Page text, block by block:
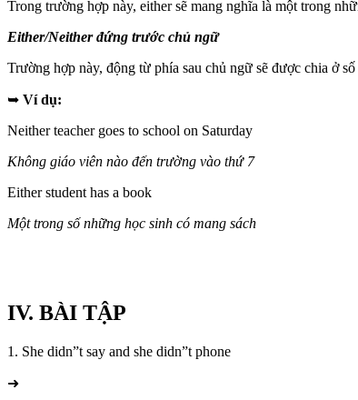
Trong trường hợp này, either sẽ mang nghĩa là một trong
Either/Neither đứng trước chủ ngữ
Trường hợp này, động từ phía sau chủ ngữ sẽ được chia ở
➥ Ví dụ:
Neither teacher goes to school on Saturday
Không giáo viên nào đến trường vào thứ 7
Either student has a book
Một trong số những học sinh có mang sách
IV. BÀI TẬP
1. She didn”t say and she didn”t phone
➜